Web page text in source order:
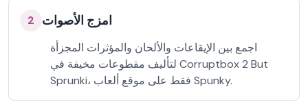
2 امزج الأصوات
اجمع بين الإيقاعات والألحان والمؤثرات المجزأة
لتأليف مقطوعات مخيفة في Corruptbox 2 But
Sprunki، فقط على موقع ألعاب Spunky.